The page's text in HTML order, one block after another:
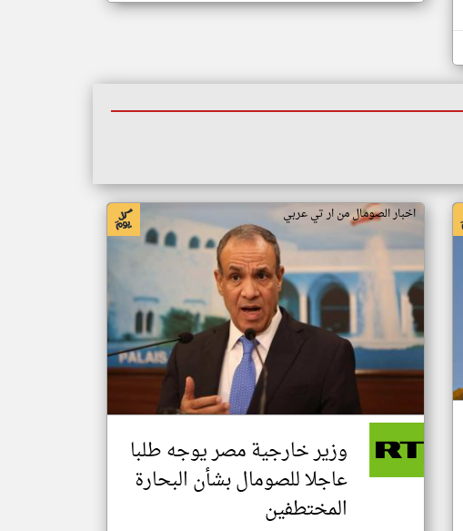
اخبار الصومال من ار تي عربي
وزير خارجية مصر يوجه طلبا
عاجلا للصومال بشأن البحارة
المختطفين